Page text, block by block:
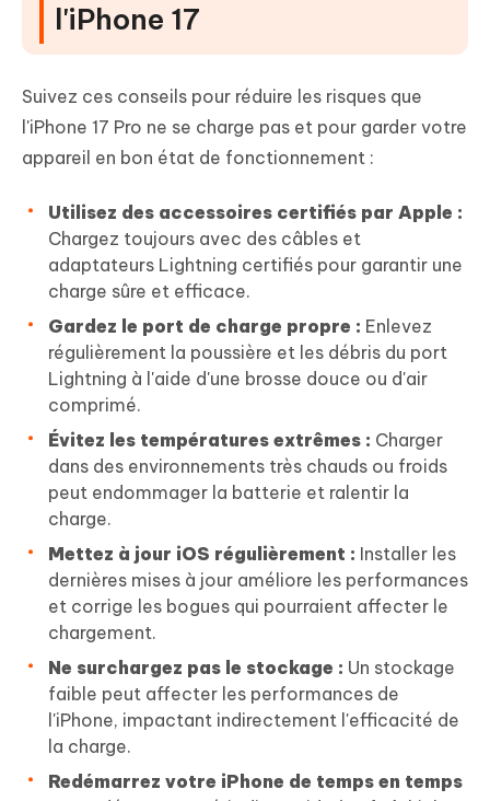
l'iPhone 17
Suivez ces conseils pour réduire les risques que
l'iPhone 17 Pro ne se charge pas et pour garder votre
appareil en bon état de fonctionnement :
Utilisez des accessoires certifiés par Apple :
Chargez toujours avec des câbles et
adaptateurs Lightning certifiés pour garantir une
charge sûre et efficace.
Gardez le port de charge propre : Enlevez
régulièrement la poussière et les débris du port
Lightning à l'aide d'une brosse douce ou d'air
comprimé.
Évitez les températures extrêmes : Charger
dans des environnements très chauds ou froids
peut endommager la batterie et ralentir la
charge.
Mettez à jour iOS régulièrement : Installer les
dernières mises à jour améliore les performances
et corrige les bogues qui pourraient affecter le
chargement.
Ne surchargez pas le stockage : Un stockage
faible peut affecter les performances de
l'iPhone, impactant indirectement l'efficacité de
la charge.
Redémarrez votre iPhone de temps en temps